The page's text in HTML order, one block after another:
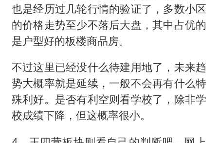
也是经历过几轮行情的验证了，多数小区
的价格走势至少不落后大盘，其中占优的
是户型好的板楼商品房。
不过这里已经没什么待建用地了，未来趋
势大概率就是延续，一般不会再有什么特
殊利好。是否有利空则看学校了，除非学
校成绩下降，但这概率很小。